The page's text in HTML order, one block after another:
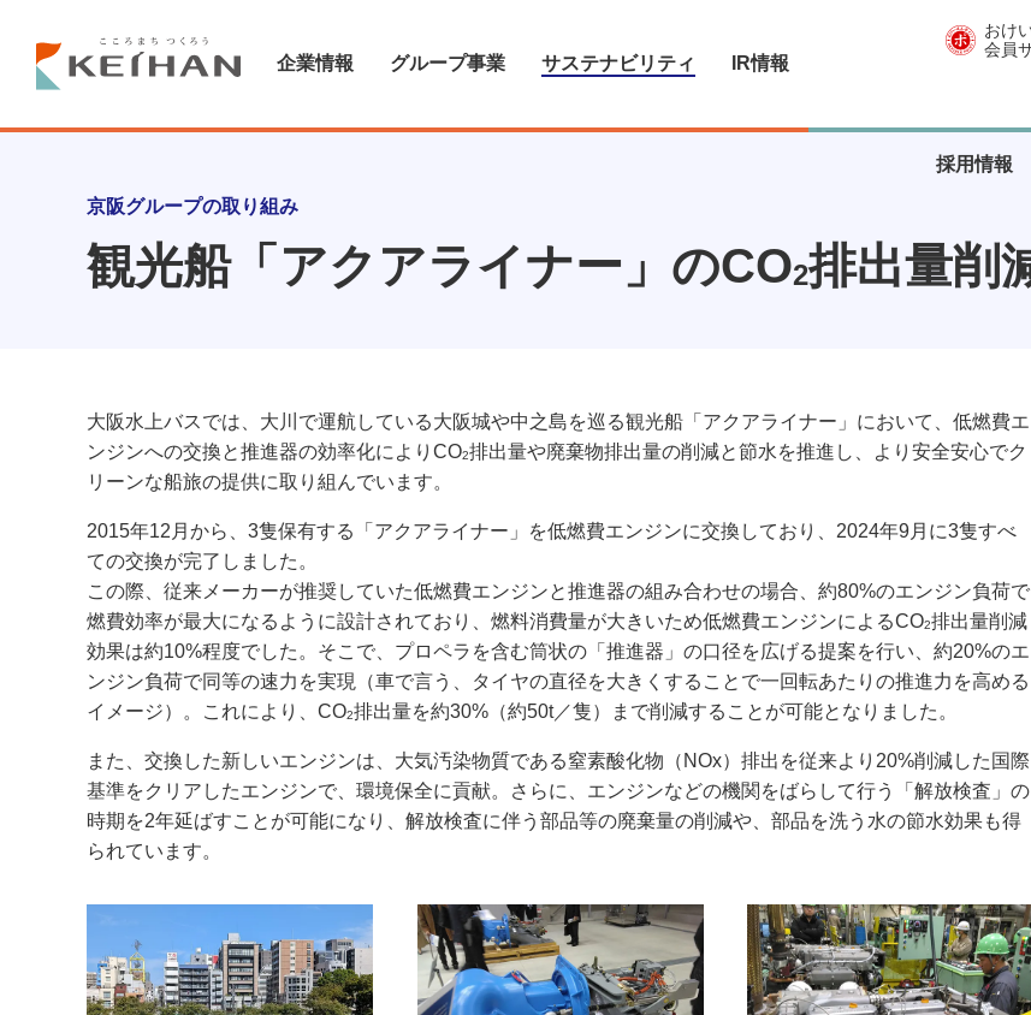
企業情報 グループ事業 サステナビリティ IR情報
おけ
会員
採用情報
京阪グループの取り組み
観光船「アクアライナー」のCO2排出量削
大阪水上バスでは、大川で運航している大阪城や中之島を巡る観光船「アクアライナー」において、低燃費エ
ンジンへの交換と推進器の効率化によりCO2排出量や廃棄物排出量の削減と節水を推進し、より安全安心でク
リーンな船旅の提供に取り組んでいます。
2015年12月から、3隻保有する「アクアライナー」を低燃費エンジンに交換しており、2024年9月に3隻すべ
ての交換が完了しました。
この際、従来メーカーが推奨していた低燃費エンジンと推進器の組み合わせの場合、約80%のエンジン負荷で
燃費効率が最大になるように設計されており、燃料消費量が大きいため低燃費エンジンによるCO2排出量削減
効果は約10%程度でした。そこで、プロペラを含む筒状の「推進器」の口径を広げる提案を行い、約20%のエ
ンジン負荷で同等の速力を実現（車で言う、タイヤの直径を大きくすることで一回転あたりの推進力を高める
イメージ）。これにより、CO2排出量を約30%（約50t／隻）まで削減することが可能となりました。
また、交換した新しいエンジンは、大気汚染物質である窒素酸化物（NOx）排出を従来より20%削減した国際
基準をクリアしたエンジンで、環境保全に貢献。さらに、エンジンなどの機関をばらして行う「解放検査」の
時期を2年延ばすことが可能になり、解放検査に伴う部品等の廃棄量の削減や、部品を洗う水の節水効果も得
られています。